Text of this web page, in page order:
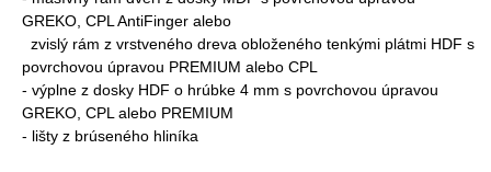
GREKO, CPL AntiFinger alebo
zvislý rám z vrstveného dreva obloženého tenkými plátmi HDF s
povrchovou úpravou PREMIUM alebo CPL
- výplne z dosky HDF o hrúbke 4 mm s povrchovou úpravou
GREKO, CPL alebo PREMIUM
- lišty z brúseného hliníka